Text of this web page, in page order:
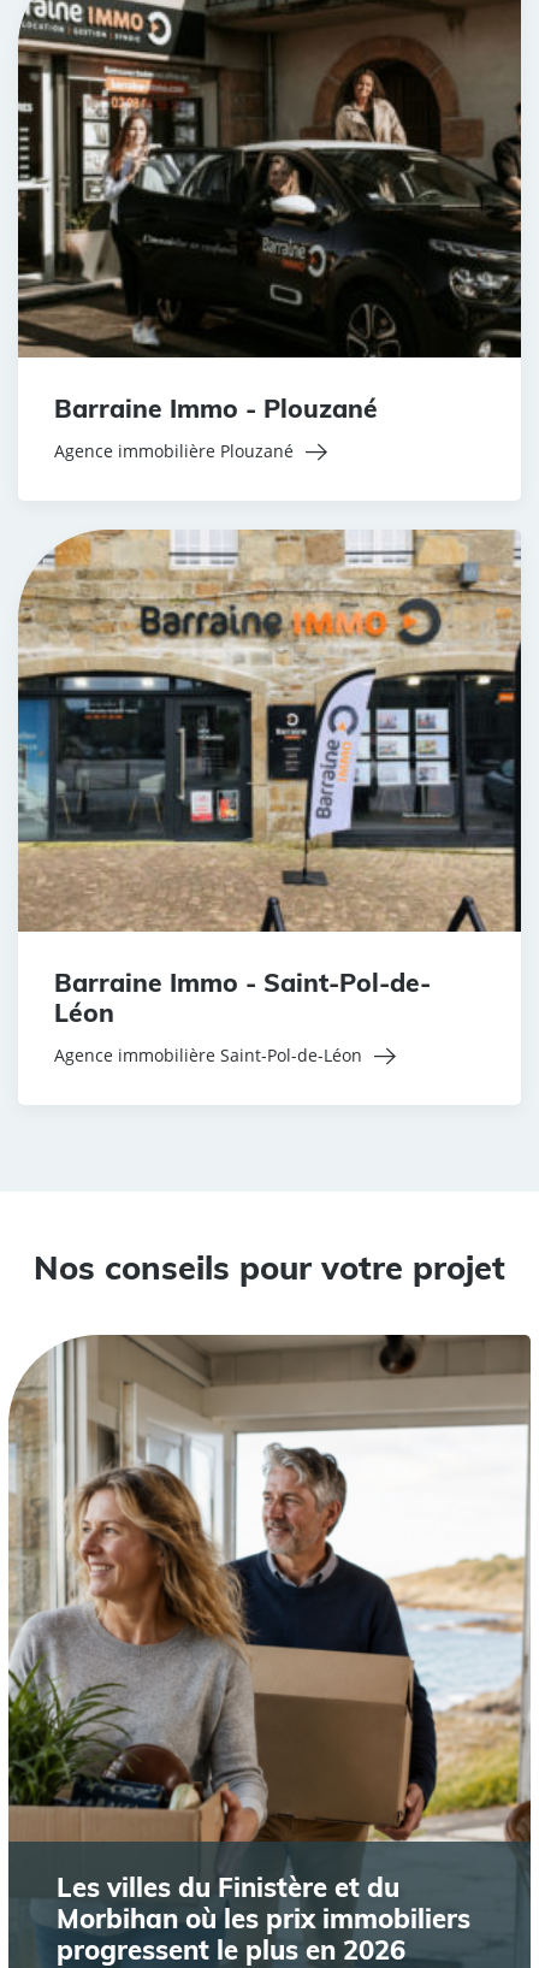
Barraine Immo - Plouzané
Agence immobilière Plouzané
Barraine Immo - Saint-Pol-de-
Léon
Agence immobilière Saint-Pol-de-Léon
Nos conseils pour votre projet
Les villes du Finistère et du
Morbihan où les prix immobiliers
progressent le plus en 2026